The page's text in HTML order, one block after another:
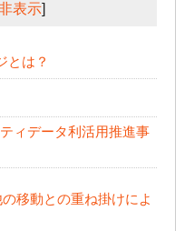
表示]
とは？
ィデータ利活用推進事
移動との重ね掛けによ